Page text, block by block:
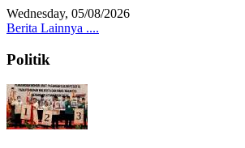
Wednesday, 05/08/2026
Berita Lainnya ....
Politik